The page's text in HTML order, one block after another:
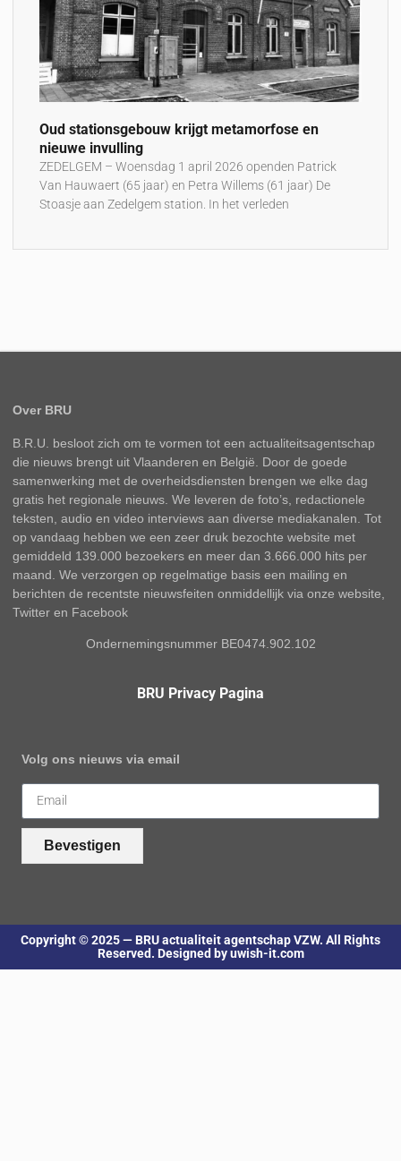
Oud stationsgebouw krijgt metamorfose en
nieuwe invulling
ZEDELGEM – Woensdag 1 april 2026 openden Patrick
Van Hauwaert (65 jaar) en Petra Willems (61 jaar) De
Stoasje aan Zedelgem station. In het verleden
Over BRU
B.R.U. besloot zich om te vormen tot een actualiteitsagentschap
die nieuws brengt uit Vlaanderen en België. Door de goede
samenwerking met de overheidsdiensten brengen we elke dag
gratis het regionale nieuws. We leveren de foto’s, redactionele
teksten, audio en video interviews aan diverse mediakanalen. Tot
op vandaag hebben we een zeer druk bezochte website met
gemiddeld 139.000 bezoekers en meer dan 3.666.000 hits per
maand. We verzorgen op regelmatige basis een mailing en
berichten de recentste nieuwsfeiten onmiddellijk via onze website,
Twitter en Facebook
Ondernemingsnummer BE0474.902.102
BRU Privacy Pagina
Volg ons nieuws via email
Bevestigen
Copyright © 2025 — BRU actualiteit agentschap VZW. All Rights
Reserved. Designed by uwish-it.com